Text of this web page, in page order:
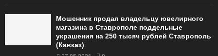
Мошенник продал владельцу ювелирного
магазина в Ставрополе поддельные
украшения на 250 тысяч рублей Ставрополь
(Кавказ)